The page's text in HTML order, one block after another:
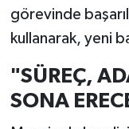
görevinde
kullanarak, yeni
"SÜREÇ,
SONA